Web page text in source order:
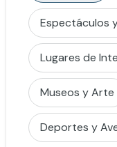
Espectáculos
Lugares de
Museos y Arte
Deportes y